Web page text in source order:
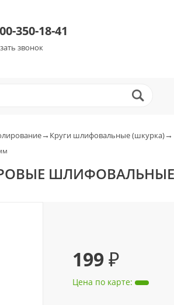
350-18-41
звонок
→ Круги шлифовальные (шкурка)→
199 ₽
Цена по карте: